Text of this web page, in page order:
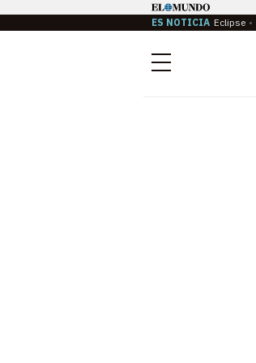
ES NOTICIA Eclipse
Menú